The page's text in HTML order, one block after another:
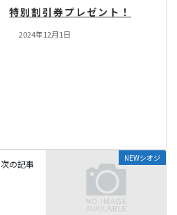
特別割引券プレゼント！
2024年12月1日
NEWシオジ
次の記事